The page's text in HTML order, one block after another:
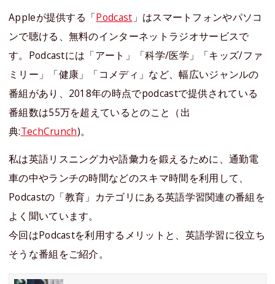
Appleが提供する「Podcast」はスマートフォンやパソコ
ンで聴ける、無料のインターネットラジオサービスで
す。Podcastには「アート」「科学/医学」「キッズ/ファ
ミリー」「健康」「コメディ」など、幅広いジャンルの
番組があり、2018年の時点でpodcastで提供されている
番組数は55万を超えているとのこと（出
典:TechCrunch)。
私は英語リスニング力や語彙力を鍛えるために、通勤電
車の中やランチの時間などのスキマ時間を利用して、
Podcastの「教育」カテゴリにある英語学習関連の番組を
よく聞いています。
今回はPodcastを利用するメリットと、英語学習に役立ち
そうな番組をご紹介。